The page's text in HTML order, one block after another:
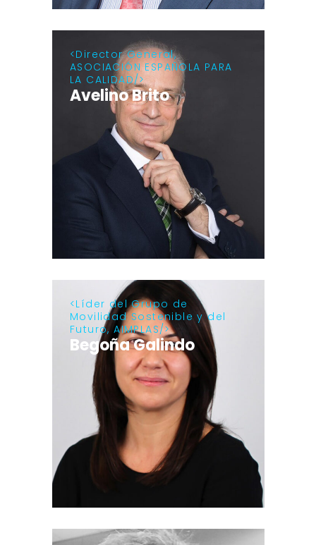
Director General,
ASOCIACIÓN ESPAÑOLA PARA
LA CALIDAD
Avelino Brito
Líder del Grupo de
Movilidad Sostenible y del
Futuro, AIMPLAS
Begoña Galindo